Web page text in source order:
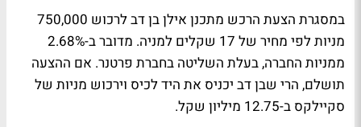
במסגרת הצעת הרכש מתכנן אילן בן דב לרכוש 750,000
מניות לפי מחיר של 17 שקלים למניה. מדובר ב-2.68%
ממניות החברה, בעלת השליטה בחברת פרטנר. אם ההצעה
תושלם, הרי שבן דב יכניס את היד לכיס וירכוש מניות של
סקיילקס ב-12.75 מיליון שקל.